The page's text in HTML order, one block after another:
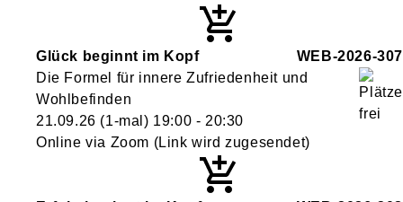
Glück beginnt im Kopf
WEB-2026-307
Die Formel für innere Zufriedenheit und
Wohlbefinden
21.09.26 (1-mal) 19:00 - 20:30
Online via Zoom (Link wird zugesendet)